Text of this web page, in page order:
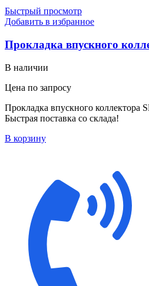
Быстрый просмотр
Добавить в избранное
Прокладка впускного
В наличии
Цена по запросу
Прокладка впускного коллектора
Быстрая поставка со склада!
В корзину